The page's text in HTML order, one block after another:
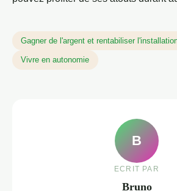
Gagner de l'argent et rentabiliser
Vivre en autonomie
B
ECRIT PAR
Bruno